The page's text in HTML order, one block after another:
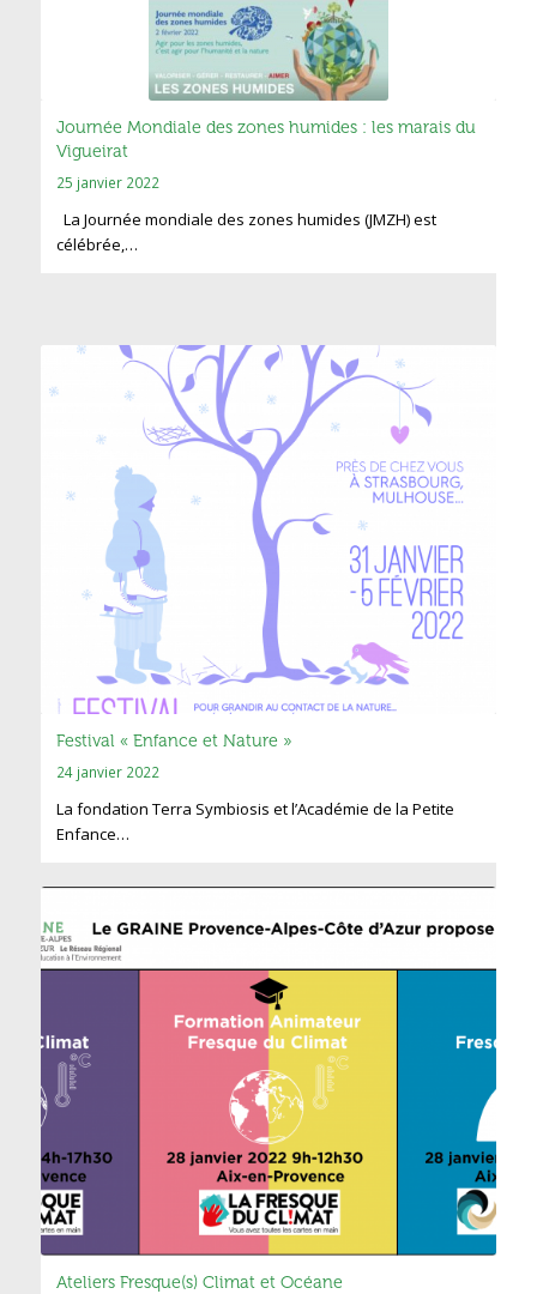
Journée Mondiale des zones humides : les marais du
Vigueirat
25 janvier 2022
La Journée mondiale des zones humides (JMZH) est
célébrée,…
Festival « Enfance et Nature »
24 janvier 2022
La fondation Terra Symbiosis et l’Académie de la Petite
Enfance…
Ateliers Fresque(s) Climat et Océane